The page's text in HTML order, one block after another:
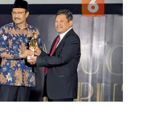
Liputan6 Kategori Digitalisasi
Digital Nasional, Jakarta
Ade Nasihudin.